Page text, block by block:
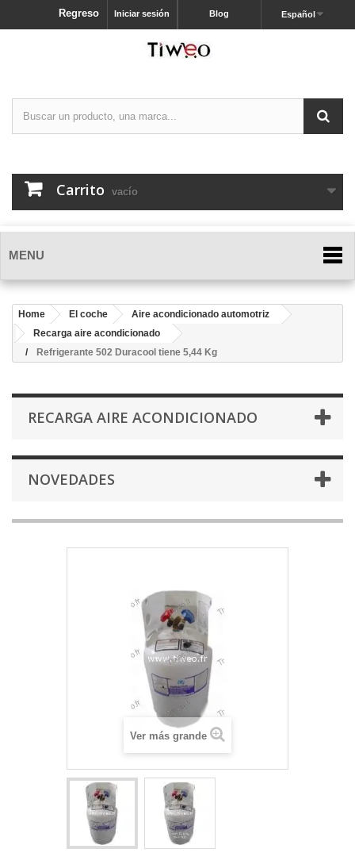
Español
Blog
Iniciar sesión
Regreso
Carrito vacío
MENU
Home El coche
Aire acondicionado automotriz
Recarga aire acondicionado
Refrigerante 502 Duracool tiene 5,44 Kg
RECARGA AIRE ACONDICIONADO
NOVEDADES
Ver más grande